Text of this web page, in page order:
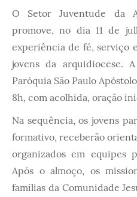
O Setor Juventude da
promove, no dia 11 de
experiência de fé, serviço
jovens da arquidiocese.
Paróquia São Paulo
8h, com acolhida, oração
Na sequência, os jovens
formativo, receberão
organizados em equipes
Após o almoço, os
famílias da Comunidade